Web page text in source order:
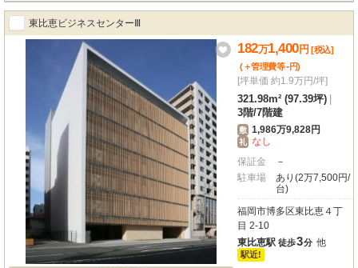
東比恵ビジネスセンターⅢ
182万1,400円 [税込]
(＋管理費等-円)
[坪単価 約1.9万円/坪]
321.98m² (97.39坪)
3階/7階建
敷 1,986万9,828円
礼 なし
保証金
－
駐車場
あり(2万7,500円/
台)
福岡市博多区東比恵４丁
目 2-10
東比恵駅 徒歩3分 他
駅近!